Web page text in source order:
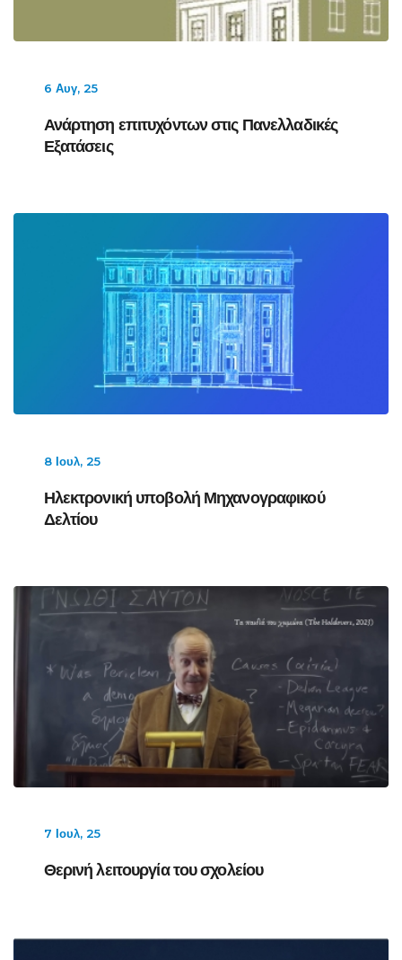
6 Αυγ, 25
Ανάρτηση επιτυχόντων στις Πανελλαδικές
Εξατάσεις
8 Ιουλ, 25
Ηλεκτρονική υποβολή Μηχανογραφικού
Δελτίου
7 Ιουλ, 25
Θερινή λειτουργία του σχολείου